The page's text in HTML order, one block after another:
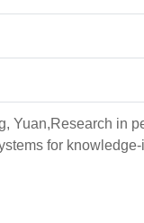
Yuan,Research in
for